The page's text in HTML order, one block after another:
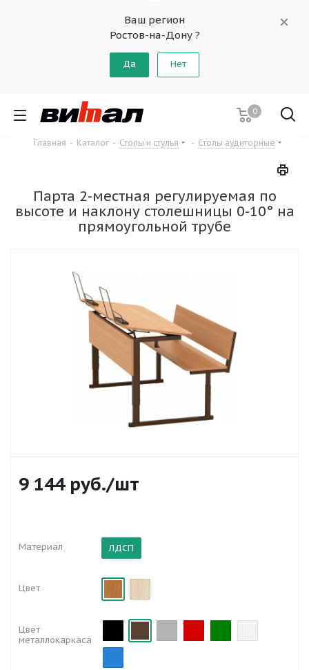
Ваш регион
Ростов-на-Дону ?
Да Нет
0
Главная - Каталог - Столы и стулья - Столы аудиторные
Парта 2-местная регулируемая по
высоте и наклону столешницы 0-10° на
прямоугольной трубе
9 144руб./шт
Материал ЛДСП
Цвет
Цвет
металлокаркаса